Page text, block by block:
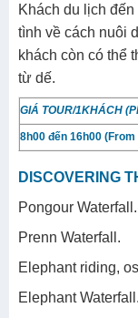
Khách du lịch
tình về cách nuôi
khách còn có thể
từ dế.
GIÁ TOUR/1KHÁCH
8h00 đến 16h00 (From
DISCOVERING
Pongour Waterfall.
Prenn Waterfall.
Elephant riding,
Elephant Waterfall.